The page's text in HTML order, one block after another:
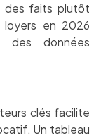
des faits plutôt
loyers en 2026
des données
clés facilite
Un tableau